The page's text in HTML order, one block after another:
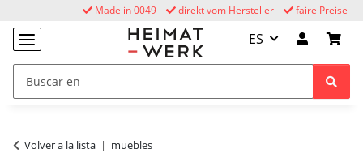
faire Preise
direkt vom Hersteller
Made in 0049
ES
Volver a la lista muebles